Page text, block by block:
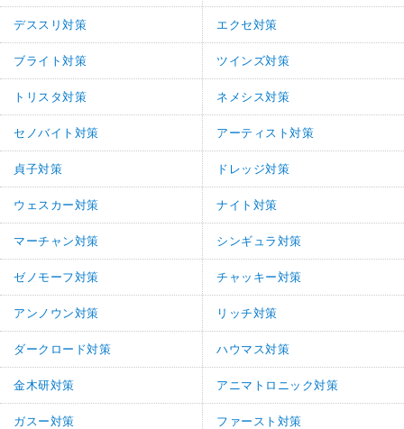
デススリ対策 エクセ対策
ブライト対策 ツインズ対策
トリスタ対策 ネメシス対策
セノバイト対策 アーティスト対策
貞子対策 ドレッジ対策
ウェスカー対策 ナイト対策
マーチャン対策 シンギュラ対策
ゼノモーフ対策 チャッキー対策
アンノウン対策 リッチ対策
ダークロード対策 ハウマス対策
金木研対策 アニマトロニック対策
ガスー対策 ファースト対策